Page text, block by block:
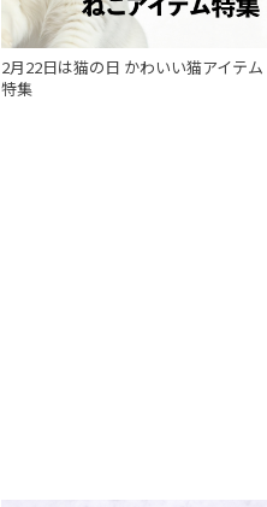
2月22日は猫の日 かわいい猫アイテム
特集